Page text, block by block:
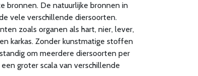
bronnen. De natuurlijke bronnen in
vele verschillende diersoorten.
zoals organen als hart, nier, lever,
karkas. Zonder kunstmatige stoffen
om meerdere diersoorten per
groter scala van verschillende